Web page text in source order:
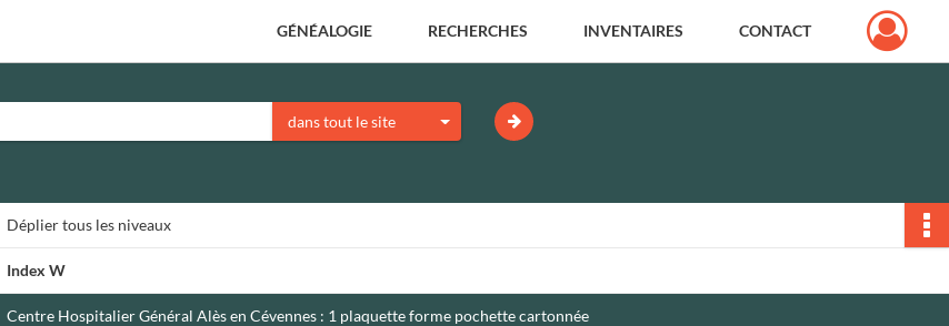
GÉNÉALOGIE RECHERCHES INVENTAIRES CONTACT
dans tout le site
Dépliertous les niveaux
Index W
Centre Hospitalier Général Alès en Cévennes : 1 plaquette forme pochette cartonnée